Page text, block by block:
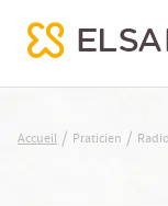
MEGY PATRICIA
Accueil / Praticien /